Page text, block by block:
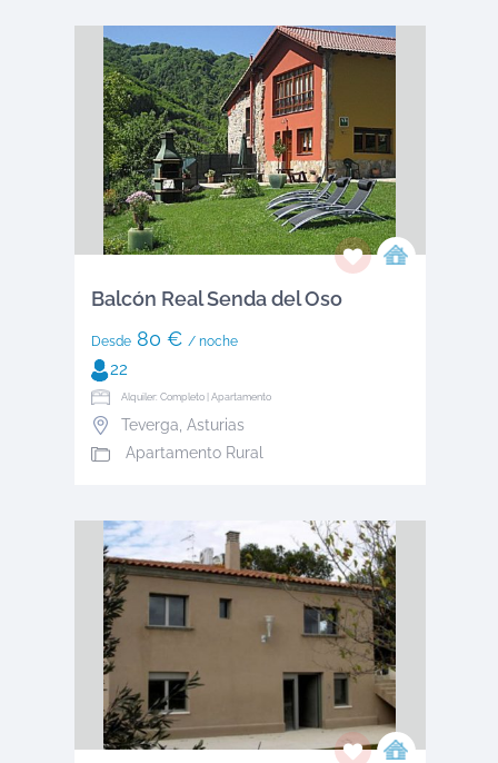
Balcón Real Senda del Oso
Desde80 € / noche
22
Alquiler: Completo | Apartamento
Teverga Asturias
Apartamento Rural